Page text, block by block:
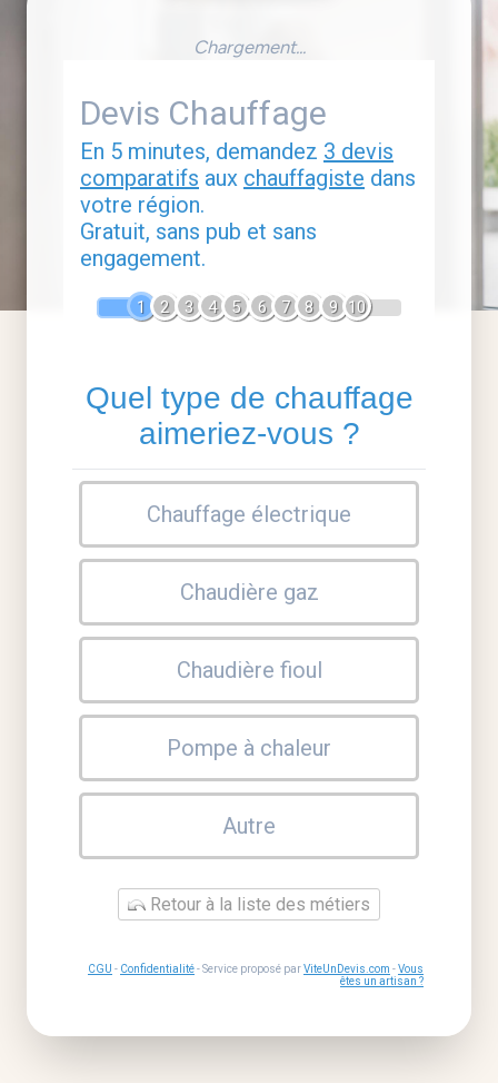
Chargement...
Devis Chauffage
En 5 minutes, demandez 3 devis
comparatifs aux chauffagiste dans
votre région.
Gratuit, sans pub et sans
engagement.
1 2 3 4 5 6 7 8 9 10
Quel type de chauffage
aimeriez-vous ?
Chauffage électrique
Chaudière gaz
Chaudière fioul
Pompe à chaleur
Autre
Retour à la liste des métiers
CGU - Confidentialité- Service proposé parViteUnDevis.com -Vous
êtes un artisan ?